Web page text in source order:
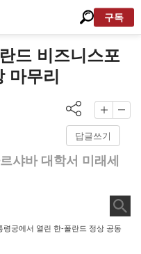
구독
드 비즈니스포
마무리
답글쓰기
샤바 대학서 미래세
궁에서 열린 한-폴란드 정상 공동